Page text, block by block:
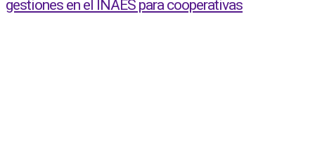
gestiones en el INAES para cooperativas